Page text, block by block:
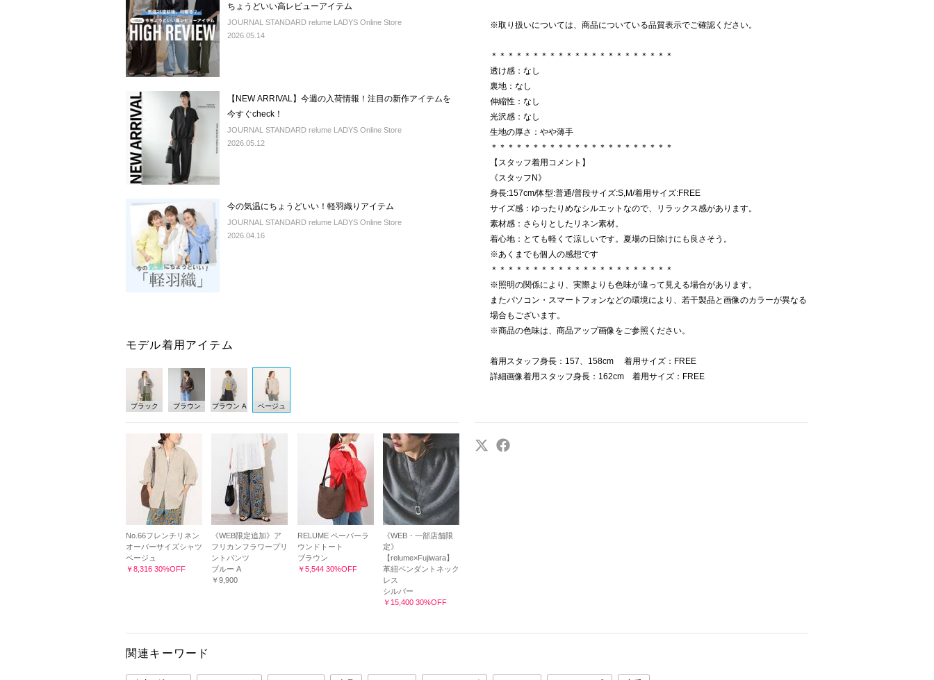
ちょうどいい高レビューアイテム
JOURNAL STANDARD relume LADYS Online Store
2026.05.14
【NEW ARRIVAL】今週の入荷情報！注目の新作アイテムを
今すぐcheck！
JOURNAL STANDARD relume LADYS Online Store
2026.05.12
今の気温にちょうどいい！軽羽織りアイテム
JOURNAL STANDARD relume LADYS Online Store
2026.04.16
モデル着用アイテム
ブラック ブラウン ブラウン A ベージュ
No.66フレンチリネン
オーバーサイズシャツ
ベージュ
￥8,316 30%OFF
《WEB限定追加》ア
フリカンフラワープリ
ントパンツ
ブルー A
￥9,900
RELUME ペーパーラ
ウンドトート
ブラウン
￥5,544 30%OFF
《WEB・一部店舗限
定》
【relume×Fujiwara】
革紐ペンダントネック
レス
シルバー
￥15,400 30%OFF
※取り扱いについては、商品についている品質表示でご確認ください。
＊＊＊＊＊＊＊＊＊＊＊＊＊＊＊＊＊＊＊＊＊＊
透け感：なし
裏地：なし
伸縮性：なし
光沢感：なし
生地の厚さ：やや薄手
＊＊＊＊＊＊＊＊＊＊＊＊＊＊＊＊＊＊＊＊＊＊
【スタッフ着用コメント】
《スタッフN》
身長:157cm/体型:普通/普段サイズ:S,M/着用サイズ:FREE
サイズ感：ゆったりめなシルエットなので、リラックス感があります。
素材感：さらりとしたリネン素材。
着心地：とても軽くて涼しいです。夏場の日除けにも良さそう。
※あくまでも個人の感想です
＊＊＊＊＊＊＊＊＊＊＊＊＊＊＊＊＊＊＊＊＊＊
※照明の関係により、実際よりも色味が違って見える場合があります。
またパソコン・スマートフォンなどの環境により、若干製品と画像のカラーが異なる
場合もございます。
※商品の色味は、商品アップ画像をご参照ください。
着用スタッフ身長：157、158cm 着用サイズ：FREE
詳細画像着用スタッフ身長：162cm 着用サイズ：FREE
関連キーワード